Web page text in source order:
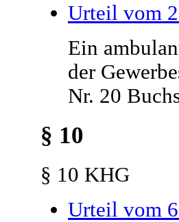
Urteil vom
Ein
der
Nr. 20
§ 10
§ 10 KHG
Urteil vom